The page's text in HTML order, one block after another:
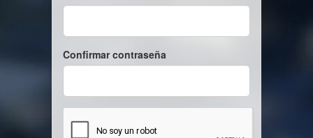
Confirmar contraseña